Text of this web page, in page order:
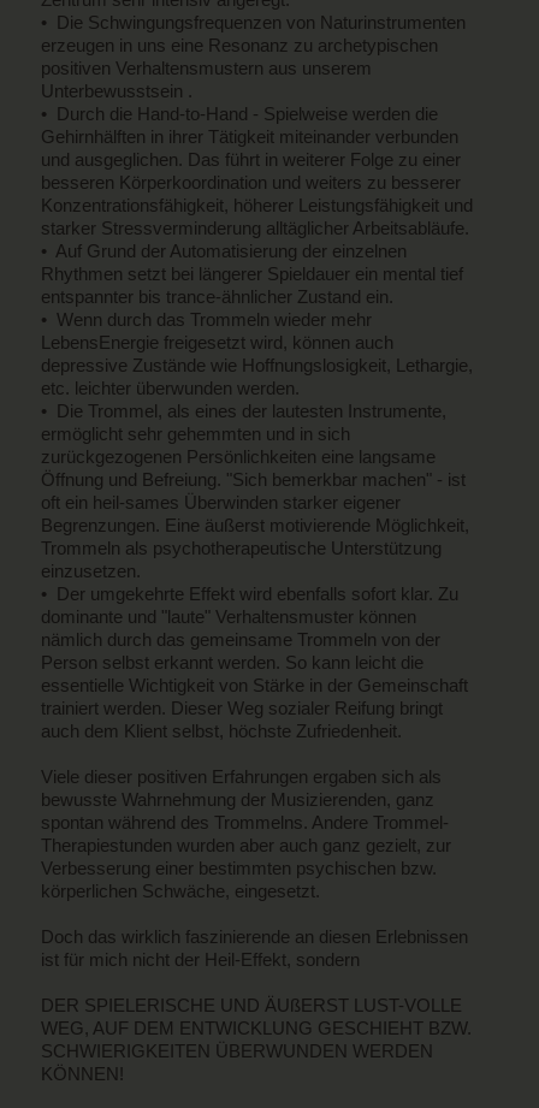
• Die Schwingungsfrequenzen von Naturinstrumenten
erzeugen in uns eine Resonanz zu archetypischen
positiven Verhaltensmustern aus unserem
Unterbewusstsein .
• Durch die Hand-to-Hand - Spielweise werden die
Gehirnhälften in ihrer Tätigkeit miteinander verbunden
und ausgeglichen. Das führt in weiterer Folge zu einer
besseren Körperkoordination und weiters zu besserer
Konzentrationsfähigkeit, höherer Leistungsfähigkeit und
starker Stressverminderung alltäglicher Arbeitsabläufe.
• Auf Grund der Automatisierung der einzelnen
Rhythmen setzt bei längerer Spieldauer ein mental tief
entspannter bis trance-ähnlicher Zustand ein.
• Wenn durch das Trommeln wieder mehr
LebensEnergie freigesetzt wird, können auch
depressive Zustände wie Hoffnungslosigkeit, Lethargie,
etc. leichter überwunden werden.
• Die Trommel, als eines der lautesten Instrumente,
ermöglicht sehr gehemmten und in sich
zurückgezogenen Persönlichkeiten eine langsame
Öffnung und Befreiung. "Sich bemerkbar machen" - ist
oft ein heil-sames Überwinden starker eigener
Begrenzungen. Eine äußerst motivierende Möglichkeit,
Trommeln als psychotherapeutische Unterstützung
einzusetzen.
• Der umgekehrte Effekt wird ebenfalls sofort klar. Zu
dominante und "laute" Verhaltensmuster können
nämlich durch das gemeinsame Trommeln von der
Person selbst erkannt werden. So kann leicht die
essentielle Wichtigkeit von Stärke in der Gemeinschaft
trainiert werden. Dieser Weg sozialer Reifung bringt
auch dem Klient selbst, höchste Zufriedenheit.
Viele dieser positiven Erfahrungen ergaben sich als
bewusste Wahrnehmung der Musizierenden, ganz
spontan während des Trommelns. Andere Trommel-
Therapiestunden wurden aber auch ganz gezielt, zur
Verbesserung einer bestimmten psychischen bzw.
körperlichen Schwäche, eingesetzt.
Doch das wirklich faszinierende an diesen Erlebnissen
ist für mich nicht der Heil-Effekt, sondern
DER SPIELERISCHE UND ÄUßERST LUST-VOLLE
WEG, AUF DEM ENTWICKLUNG GESCHIEHT BZW.
SCHWIERIGKEITEN ÜBERWUNDEN WERDEN
KÖNNEN!